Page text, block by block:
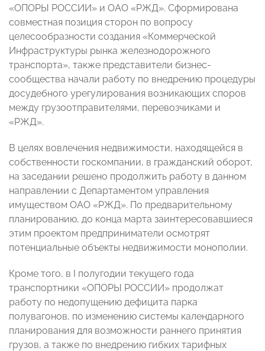
«ОПОРЫ РОССИИ» и ОАО «РЖД». Сформирована
совместная позиция сторон по вопросу
целесообразности создания «Коммерческой
Инфраструктуры рынка железнодорожного
транспорта», также представители бизнес-
сообщества начали работу по внедрению процедуры
досудебного урегулирования возникающих споров
между грузоотправителями, перевозчиками и
«РЖД».
В целях вовлечения недвижимости, находящейся в
собственности госкомпании, в гражданский оборот,
на заседании решено продолжить работу в данном
направлении с Департаментом управления
имуществом ОАО «РЖД». По предварительному
планированию, до конца марта заинтересовавшиеся
этим проектом предприниматели осмотрят
потенциальные объекты недвижимости монополии.
Кроме того, в I полугодии текущего года
транспортники «ОПОРЫ РОССИИ» продолжат
работу по недопущению дефицита парка
полувагонов, по изменению системы календарного
планирования для возможности раннего принятия
грузов, а также по внедрению гибких тарифных